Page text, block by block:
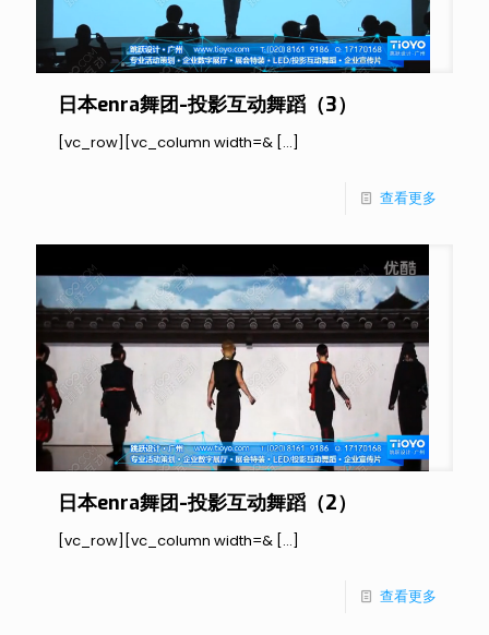
日本enra舞团-投影互动舞蹈（3）
[vc_row][vc_column width=& […]
查看更多
日本enra舞团-投影互动舞蹈（2）
[vc_row][vc_column width=& […]
查看更多